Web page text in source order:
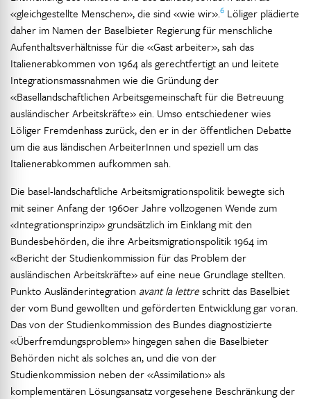
«gleichgestellte Menschen», die sind «wie wir».6 Löliger plädierte
daher im Namen der Baselbieter Regierung für menschliche
Aufenthaltsverhältnisse für die «Gast arbeiter», sah das
Italienerabkommen von 1964 als gerechtfertigt an und leitete
Integrationsmassnahmen wie die Gründung der
«Basellandschaftlichen Arbeitsgemeinschaft für die Betreuung
ausländischer Arbeitskräfte» ein. Umso entschiedener wies
Löliger Fremdenhass zurück, den er in der öffentlichen Debatte
um die aus ländischen ArbeiterInnen und speziell um das
Italienerabkommen aufkommen sah.
Die basel-landschaftliche Arbeitsmigrationspolitik bewegte sich
mit seiner Anfang der 1960er Jahre vollzogenen Wende zum
«Integrationsprinzip» grundsätzlich im Einklang mit den
Bundesbehörden, die ihre Arbeitsmigrationspolitik 1964 im
«Bericht der Studienkommission für das Problem der
ausländischen Arbeitskräfte» auf eine neue Grundlage stellten.
Punkto Ausländerintegration avant la lettreschritt das Baselbiet
der vom Bund gewollten und geförderten Entwicklung gar voran.
Das von der Studienkommission des Bundes diagnostizierte
«Überfremdungsproblem» hingegen sahen die Baselbieter
Behörden nicht als solches an, und die von der
Studienkommission neben der «Assimilation» als
komplementären Lösungsansatz vorgesehene Beschränkung der